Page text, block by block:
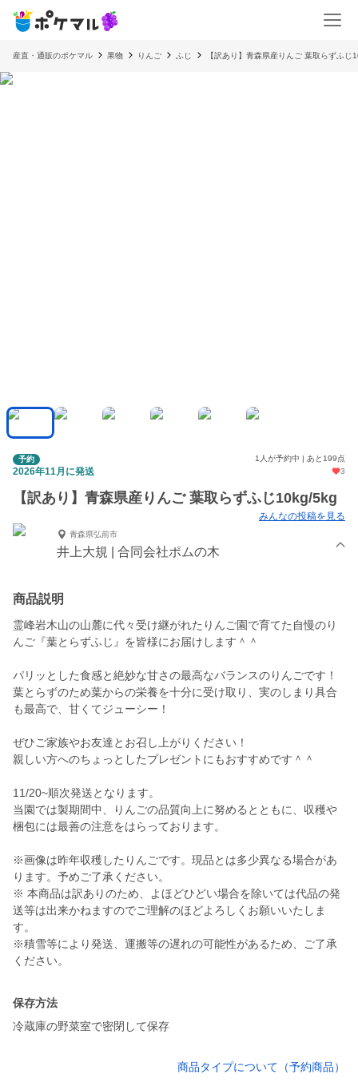
産直・通販のポケマル 果物 りんご ふじ 【訳あり】青森県産りんご 葉取らずふじ
予約 1人が予約中 | あと199点
2026年11月に発送 3
【訳あり】青森県産りんご 葉取らずふじ10kg/5kg
みんなの投稿を見る
青森県弘前市
井上大規 | 合同会社ポムの木
商品説明
霊峰岩木山の山麓に代々受け継がれたりんご園で育てた自慢のり
んご『葉とらずふじ』を皆様にお届けします＾＾
パリッとした食感と絶妙な甘さの最高なバランスのりんごです！
葉とらずのため葉からの栄養を十分に受け取り、実のしまり具合
も最高で、甘くてジューシー！
ぜひご家族やお友達とお召し上がりください！
親しい方へのちょっとしたプレゼントにもおすすめです＾＾
11/20~順次発送となります。
当園では製期間中、りんごの品質向上に努めるとともに、収穫や
梱包には最善の注意をはらっております。
※画像は昨年収穫したりんごです。現品とは多少異なる場合があ
ります。予めご了承ください。
※ 本商品は訳ありのため、よほどひどい場合を除いては代品の発
送等は出来かねますのでご理解のほどよろしくお願いいたしま
す。
※積雪等により発送、運搬等の遅れの可能性があるため、ご了承
ください。
保存方法
冷蔵庫の野菜室で密閉して保存
商品タイプについて（予約商品）